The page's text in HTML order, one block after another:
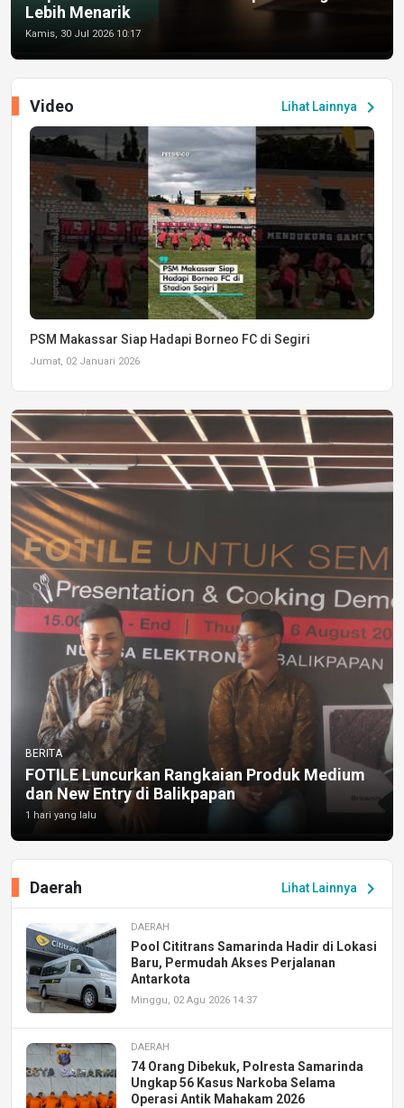
Lebih Menarik
Kamis, 30 Jul 2026 10:17
Lihat Lainnya chevron_right
Video
PSM Makassar Siap Hadapi Borneo FC di Segiri
Jumat, 02 Januari 2026
BERITA
FOTILE Luncurkan Rangkaian Produk Medium
dan New Entry di Balikpapan
1 hari yang lalu
Lihat Lainnya chevron_right
Daerah
DAERAH
Pool Cititrans Samarinda Hadir di Lokasi
Baru, Permudah Akses Perjalanan
Antarkota
Minggu, 02 Agu 2026 14:37
DAERAH
74 Orang Dibekuk, Polresta Samarinda
Ungkap 56 Kasus Narkoba Selama
Operasi Antik Mahakam 2026